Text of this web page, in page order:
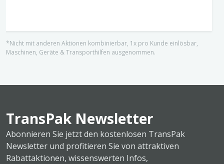
*Nicht mit anderen Aktionen kombinierbar, 1x pro Kunde einlösbar,
Maschinen, Geräte & Transporthilfen ausgenommen.
TransPak Newsletter
Abonnieren Sie jetzt den kostenlosen TransPak
Newsletter und profitieren Sie von attraktiven
Rabattaktionen, wissenswerten Infos,